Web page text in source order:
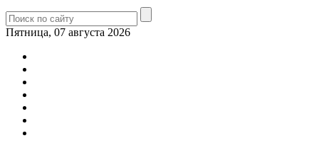
Пятница, 07 августа 2026